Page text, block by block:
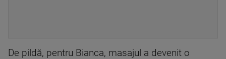
De pildă, pentru Bianca, masajul a devenit o